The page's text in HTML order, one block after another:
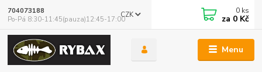
Menu
CZK
704073188
Po-Pá 8:30-11:45(pauza)12:45-17:00
0 ks
za 0 Kč